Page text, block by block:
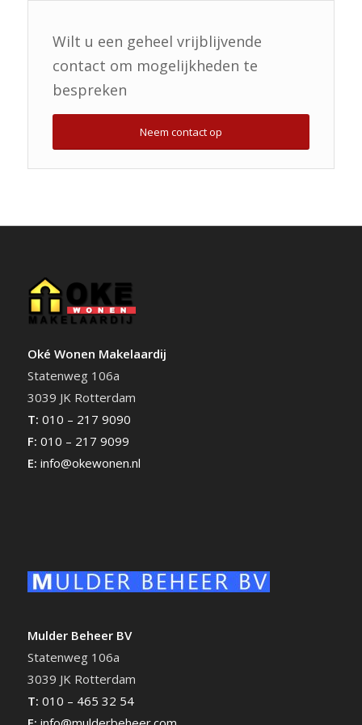
Wilt u een geheel vrijblijvende
contact om mogelijkheden te
bespreken
Neem contact op
Oké Wonen Makelaardij
Statenweg 106a
3039 JK Rotterdam
T: 010 – 217 9090
F: 010 – 217 9099
E: info@okewonen.nl
Mulder Beheer BV
Statenweg 106a
3039 JK Rotterdam
T: 010 – 465 32 54